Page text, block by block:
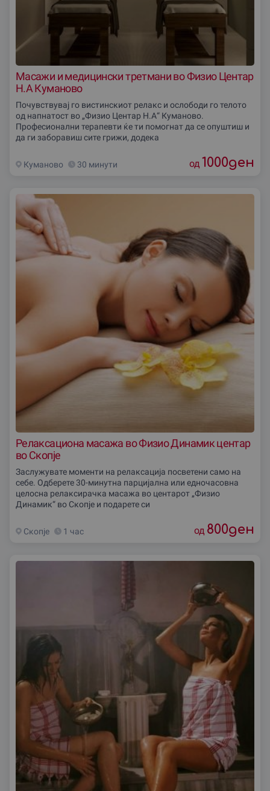
Масажи и медицински третмани во Физио Центар
Н.А Куманово
Почувствувај го вистинскиот релакс и ослободи го телото
од напнатост во „Физио Центар Н.А“ Куманово.
Професионални терапевти ќе ти помогнат да се опуштиш и
да ги заборавиш сите грижи, додека
Куманово 30 минути од 1000ден
Релаксациона масажа во Физио Динамик центар
во Скопjе
Заслужувате моменти на релаксација посветени само на
себе. Одберете 30-минутна парцијална или едночасовна
целосна релаксирачка масажа во центарот „Физио
Динамик“ во Скопје и подарете си
Скопjе 1 час од 800ден